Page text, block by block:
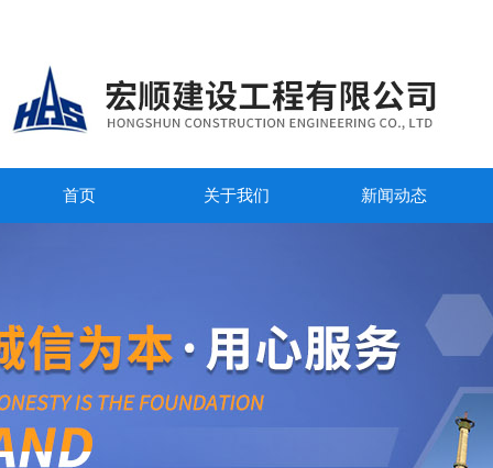
首页 关于我们 新闻动态